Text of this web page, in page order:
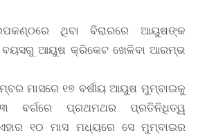
ଥିବା ବିରାରରେ ଆୟୁଷଙ୍କ
ବୟସରୁ ଆୟୁଷ କ୍ରିକେଟ ଖେଳିବା ଆରମ୍ଭ
ମାସରେ ୧୭ ବର୍ଷୀୟ ଆୟୁଷ ମୁମ୍ବାଇକୁ
ବର୍ଗରେ ପ୍ରଥମଥର ପ୍ରତିନିଧିତ୍ୱ
୧୦ ମାସ ମଧ୍ୟରେ ସେ ମୁମ୍ବାଇର